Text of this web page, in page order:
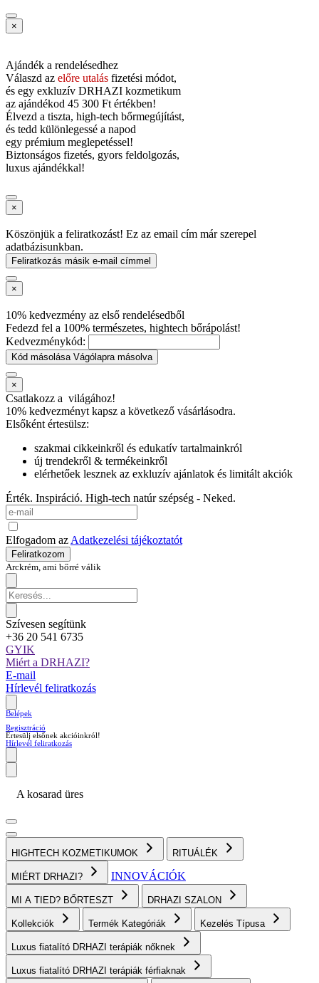
×
Ajándék a rendelésedhez
Válaszd az előre utalás fizetési módot,
és egy exkluzív DRHAZI kozmetikum
az ajándékod 45 300 Ft értékben!
Élvezd a tiszta, high-tech bőrmegújítást,
és tedd különlegessé a napod
egy prémium meglepetéssel!
Biztonságos fizetés, gyors feldolgozás,
luxus ajándékkal!
×
Köszönjük a feliratkozást! Ez az email cím már szerepel
adatbázisunkban.
Feliratkozás másik e-mail címmel
×
10% kedvezmény az első rendelésedből
Fedezd fel a 100% természetes, hightech bőrápolást!
Kedvezménykód:
Kód másolása Vágólapra másolva
×
Csatlakozz a világához!
10% kedvezményt kapsz a következő vásárlásodra.
Elsőként értesülsz:
szakmai cikkeinkről és edukatív tartalmainkról
új trendekről & termékeinkről
elérhetőek lesznek az exkluzív ajánlatok és limitált akciók
Érték. Inspiráció. High-tech natúr szépség - Neked.
Elfogadom az Adatkezelési tájékoztatót
Feliratkozom
Arckrém, ami bőrré válik
Szívesen segítünk
+36 20 541 6735
GYIK
Miért a DRHAZI?
E-mail
Hírlevél feliratkozás
Belépek
Regisztráció
Értesülj elsőnek akcióinkról!
Hírlevél feliratkozás
A kosarad üres
HIGHTECH KOZMETIKUMOK RITUÁLÉK
MIÉRT DRHAZI? INNOVÁCIÓK
MI A TIED? BŐRTESZT DRHAZI SZALON
Kollekciók Termék Kategóriák Kezelés Típusa
Luxus fiatalító DRHAZI terápiák nőknek
Luxus fiatalító DRHAZI terápiák férfiaknak